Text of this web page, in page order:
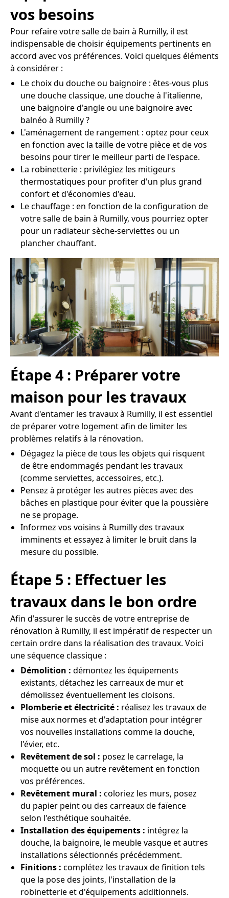
vos besoins
Pour refaire votre salle de bain à Rumilly, il est
indispensable de choisir équipements pertinents en
accord avec vos préférences. Voici quelques éléments
à considérer :
Le choix du douche ou baignoire : êtes-vous plus
une douche classique, une douche à l'italienne,
une baignoire d'angle ou une baignoire avec
balnéo à Rumilly ?
L'aménagement de rangement : optez pour ceux
en fonction avec la taille de votre pièce et de vos
besoins pour tirer le meilleur parti de l'espace.
La robinetterie : privilégiez les mitigeurs
thermostatiques pour profiter d'un plus grand
confort et d'économies d'eau.
Le chauffage : en fonction de la configuration de
votre salle de bain à Rumilly, vous pourriez opter
pour un radiateur sèche-serviettes ou un
plancher chauffant.
Étape 4 : Préparer votre
maison pour les travaux
Avant d'entamer les travaux à Rumilly, il est essentiel
de préparer votre logement afin de limiter les
problèmes relatifs à la rénovation.
Dégagez la pièce de tous les objets qui risquent
de être endommagés pendant les travaux
(comme serviettes, accessoires, etc.).
Pensez à protéger les autres pièces avec des
bâches en plastique pour éviter que la poussière
ne se propage.
Informez vos voisins à Rumilly des travaux
imminents et essayez à limiter le bruit dans la
mesure du possible.
Étape 5 : Effectuer les
travaux dans le bon ordre
Afin d'assurer le succès de votre entreprise de
rénovation à Rumilly, il est impératif de respecter un
certain ordre dans la réalisation des travaux. Voici
une séquence classique :
Démolition : démontez les équipements
existants, détachez les carreaux de mur et
démolissez éventuellement les cloisons.
Plomberie et électricité : réalisez les travaux de
mise aux normes et d'adaptation pour intégrer
vos nouvelles installations comme la douche,
l'évier, etc.
Revêtement de sol : posez le carrelage, la
moquette ou un autre revêtement en fonction
vos préférences.
Revêtement mural : coloriez les murs, posez
du papier peint ou des carreaux de faïence
selon l'esthétique souhaitée.
Installation des équipements : intégrez la
douche, la baignoire, le meuble vasque et autres
installations sélectionnés précédemment.
Finitions : complétez les travaux de finition tels
que la pose des joints, l'installation de la
robinetterie et d'équipements additionnels.